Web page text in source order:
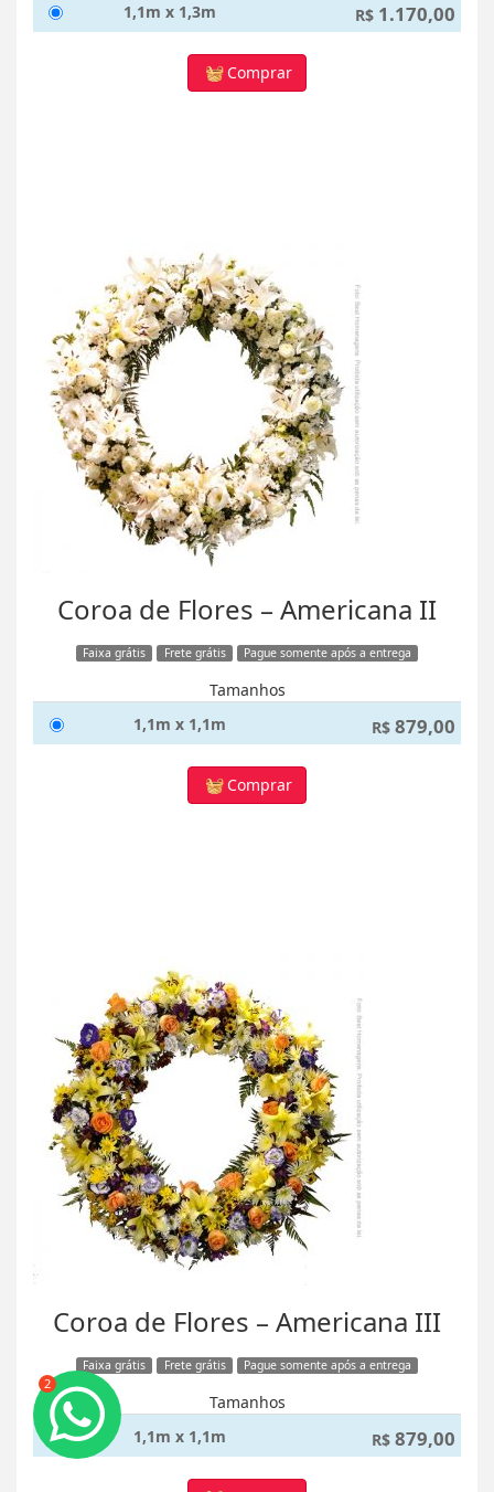
2
1,1m x 1,3m
R$ 1.170,00
Comprar
Coroa de Flores – Americana II
Faixa grátis Frete grátis Pague somente após a entrega
Tamanhos
1,1m x 1,1m
R$ 879,00
Comprar
Coroa de Flores – Americana III
Faixa grátis Frete grátis Pague somente após a entrega
Tamanhos
1,1m x 1,1m
R$ 879,00